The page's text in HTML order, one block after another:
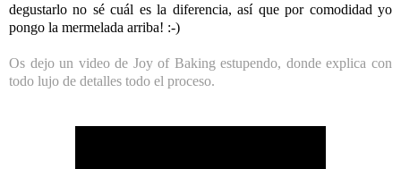
degustarlo no sé cuál es la diferencia, así que por comodidad yo
pongo la mermelada arriba! :-)
Os dejo un video de Joy of Baking estupendo, donde explica con
todo lujo de detalles todo el proceso.